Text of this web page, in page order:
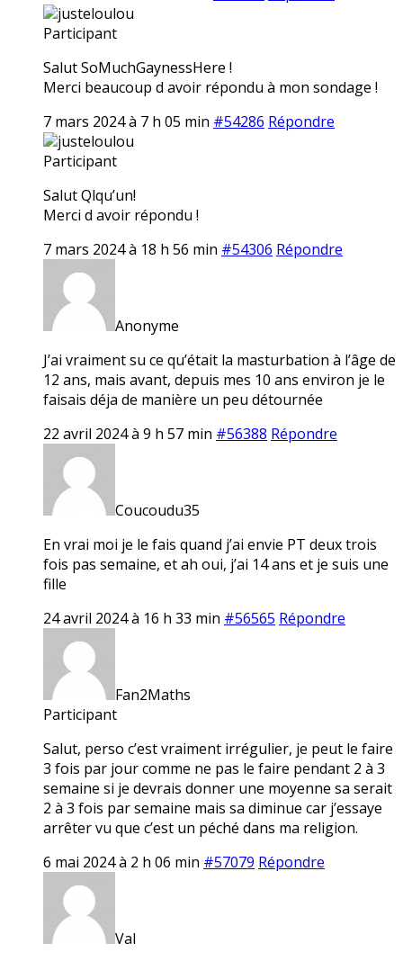
justeloulou
Participant
Salut SoMuchGaynessHere !
Merci beaucoup d avoir répondu à mon sondage !
7 mars 2024 à 7 h 05 min #54286 Répondre
justeloulou
Participant
Salut Qlqu’un!
Merci d avoir répondu !
7 mars 2024 à 18 h 56 min #54306 Répondre
Anonyme
J’ai vraiment su ce qu’était la masturbation à l’âge de
12 ans, mais avant, depuis mes 10 ans environ je le
faisais déja de manière un peu détournée
22 avril 2024 à 9 h 57 min #56388 Répondre
Coucoudu35
En vrai moi je le fais quand j’ai envie PT deux trois
fois pas semaine, et ah oui, j’ai 14 ans et je suis une
fille
24 avril 2024 à 16 h 33 min #56565 Répondre
Fan2Maths
Participant
Salut, perso c’est vraiment irrégulier, je peut le faire
3 fois par jour comme ne pas le faire pendant 2 à 3
semaine si je devrais donner une moyenne sa serait
2 à 3 fois par semaine mais sa diminue car j’essaye
arrêter vu que c’est un péché dans ma religion.
6 mai 2024 à 2 h 06 min #57079 Répondre
Val